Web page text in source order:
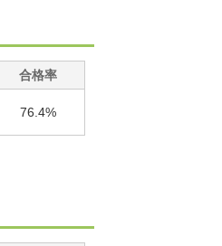
合格率
76.4%